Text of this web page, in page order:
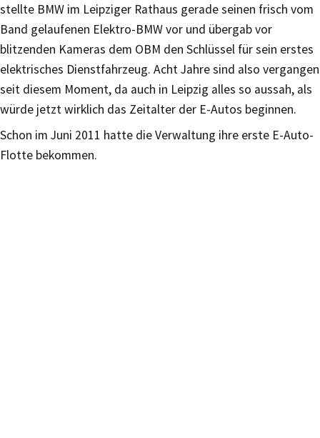
stellte BMW im Leipziger Rathaus gerade seinen frisch vom
Band gelaufenen Elektro-BMW vor und übergab vor
blitzenden Kameras dem OBM den Schlüssel für sein erstes
elektrisches Dienstfahrzeug. Acht Jahre sind also vergangen
seit diesem Moment, da auch in Leipzig alles so aussah, als
würde jetzt wirklich das Zeitalter der E-Autos beginnen.
Schon im Juni 2011 hatte die Verwaltung ihre erste E-Auto-
Flotte bekommen.